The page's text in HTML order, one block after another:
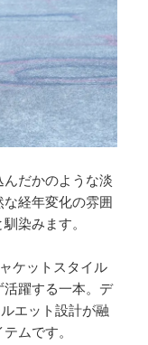
だかのような淡
経年変化の雰囲
染みます。
ケットスタイル
活躍する一本。デ
エット設計が融
ムです。